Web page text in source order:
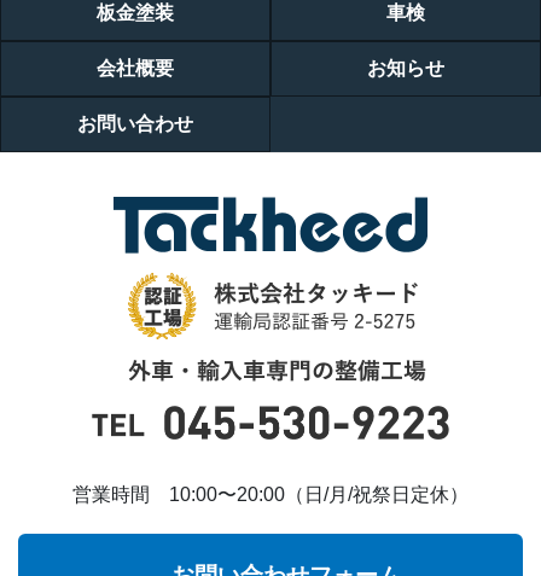
営業時間 10:00〜20:00（日/月/祝祭日定休）
板金塗装 車検
会社概要 お知らせ
お問い合わせ